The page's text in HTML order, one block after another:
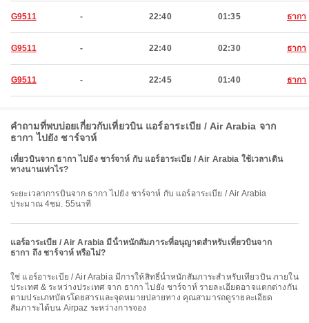
G9511 - 22:40 01:35 ธากา
G9511 - 22:40 02:30 ธากา
G9511 - 22:45 01:40 ธากา
คำถามที่พบบ่อยเกี่ยวกับเที่ยวบิน แอร์อาระเบีย / Air Arabia จาก
ธากา ไปยัง ชาร์จาห์
เที่ยวบินจาก ธากา ไปยัง ชาร์จาห์ กับ แอร์อาระเบีย / Air Arabia ใช้เวลาเดิน
ทางนานเท่าไร?
ระยะเวลาการบินจาก ธากา ไปยัง ชาร์จาห์ กับ แอร์อาระเบีย / Air Arabia
ประมาณ 4ชม. 55นาที
แอร์อาระเบีย / Air Arabia มีน้ําหนักสัมภาระที่อนุญาตสําหรับเที่ยวบินจาก
ธากา ถึง ชาร์จาห์ หรือไม่?
ใช่ แอร์อาระเบีย / Air Arabia มีการให้สิทธิ์น้ำหนักสัมภาระสำหรับเที่ยวบิน ภายใน
ประเทศ & ระหว่างประเทศ จาก ธากา ไปยัง ชาร์จาห์ รายละเอียดอาจแตกต่างกัน
ตามประเภทบัตรโดยสารและจุดหมายปลายทาง คุณสามารถดูรายละเอียด
สัมภาระได้บน Airpaz ระหว่างการจอง